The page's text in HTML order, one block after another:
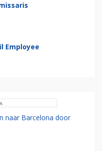
Employee
naar Barcelona door